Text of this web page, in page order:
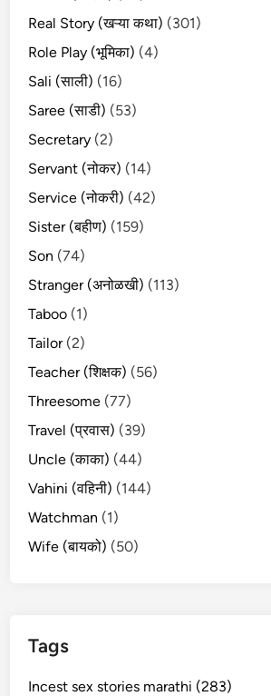
Real Story (खऱ्या कथा) (301)
Role Play (भूमिका) (4)
Sali (साली) (16)
Saree (साडी) (53)
Secretary (2)
Servant (नोकर) (14)
Service (नोकरी) (42)
Sister (बहीण) (159)
Son (74)
Stranger (अनोळखी) (113)
Taboo (1)
Tailor(2)
Teacher (शिक्षक) (56)
Threesome (77)
Travel (प्रवास) (39)
Uncle (काका) (44)
Vahini (वहिनी) (144)
Watchman (1)
Wife (बायको) (50)
Tags
Incest sex stories marathi (283)